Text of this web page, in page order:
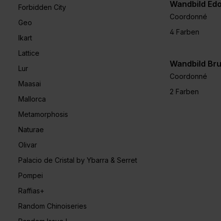
Forbidden City
Geo
Ikart
Lattice
Lur
Maasai
Mallorca
Metamorphosis
Naturae
Olivar
Palacio de Cristal by Ybarra & Serret
Pompei
Raffias+
Random Chinoiseries
Wandbild
Coordonné
4 Farben
Wandbild
Coordonné
2 Farben